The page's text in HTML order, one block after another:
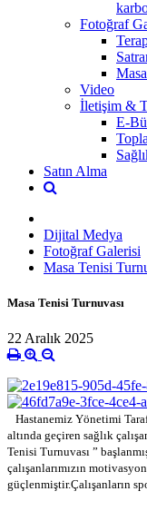
Fotoğraf
Video
İletişim &
E-
Satın Alma
Dijital Medya
Fotoğraf Galerisi
Masa Tenisi
Masa Tenisi Turnuvası
22 Aralık 2025
Hastanemiz Yönetimi
altında geçiren sağlık
Tenisi Turnuvası ”
çalışanlarımızın
güçlenmiştir.Çalışanların